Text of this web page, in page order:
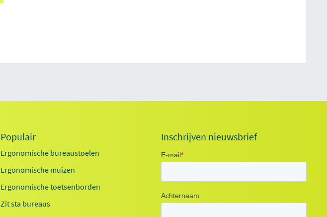
Populair
Ergonomische bureaustoelen
Ergonomische muizen
Ergonomische toetsenborden
Zit sta bureaus
Inschrijven nieuwsbrief